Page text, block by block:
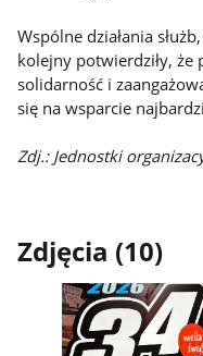
Wspólne działania
kolejny potwierdziły, że
solidarność i
się na wsparcie
Zdj.: Jednostki
Zdjęcia (10)